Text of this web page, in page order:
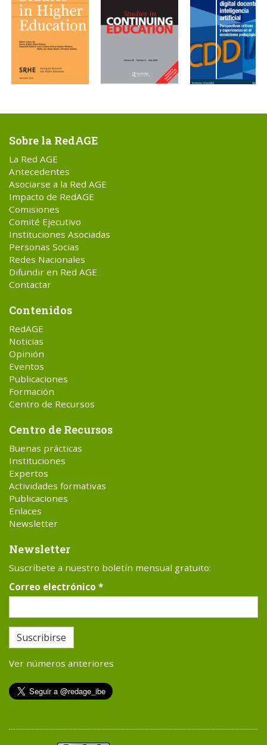
Sobre la RedAGE
La Red AGE
Antecedentes
Asociarse a la Red AGE
Impacto de RedAGE
Comisiones
Comité Ejecutivo
Instituciones Asociadas
Personas Socias
Redes Nacionales
Difundir en Red AGE
Contactar
Contenidos
RedAGE
Noticias
Opinión
Eventos
Publicaciones
Formación
Centro de Recursos
Centro de Recursos
Buenas prácticas
Instituciones
Expertos
Actividades formativas
Publicaciones
Enlaces
Newsletter
Newsletter
Suscríbete a nuestro boletín mensual gratuito:
Correo electrónico *
Suscribirse
Ver números anteriores